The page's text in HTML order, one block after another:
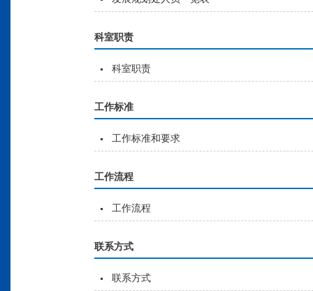
科室职责
科室职责
工作标准
工作标准和要求
工作流程
工作流程
联系方式
联系方式